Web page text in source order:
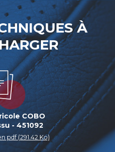
À
COBO
- 451092
pdf (291.42 Ko)